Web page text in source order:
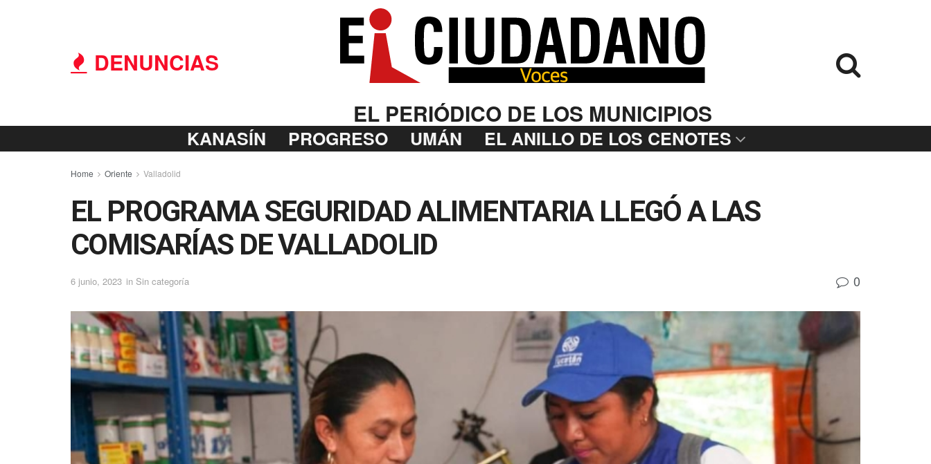
DENUNCIAS
EL PERIÓDICO DE LOS MUNICIPIOS
KANASÍN PROGRESO UMÁN EL ANILLO DE LOS CENOTES
Home Oriente Valladolid
EL PROGRAMA SEGURIDAD ALIMENTARIA LLEGÓ A LAS
COMISARÍAS DE VALLADOLID
6 junio, 2023 in Sin categoría 0